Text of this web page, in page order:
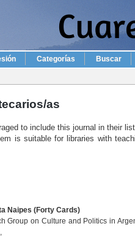
Categorías Buscar
as
to include this journal in their
is suitable for libraries with
Naipes (Forty Cards)
Group on Culture and Politics in